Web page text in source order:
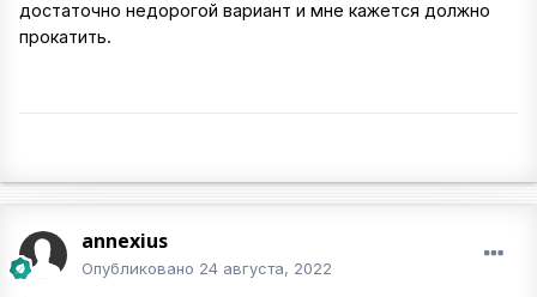
достаточно недорогой вариант и мне кажется должно
прокатить.
annexius
Опубликовано 24 августа, 2022